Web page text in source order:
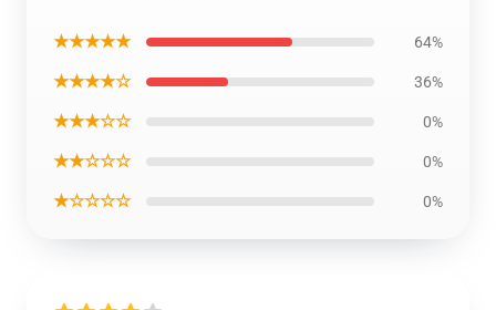
★★★★★ 64%
★★★★☆ 36%
★★★☆☆ 0%
★★☆☆☆ 0%
★☆☆☆☆ 0%